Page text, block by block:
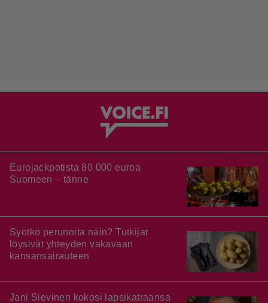
Eurojackpotista 80 000 euroa
Suomeen – tänne
Syötkö perunoita näin? Tutkijat
löysivät yhteyden vakavaan
kansansairauteen
Jani Sievinen kokosi lapsikatraansa